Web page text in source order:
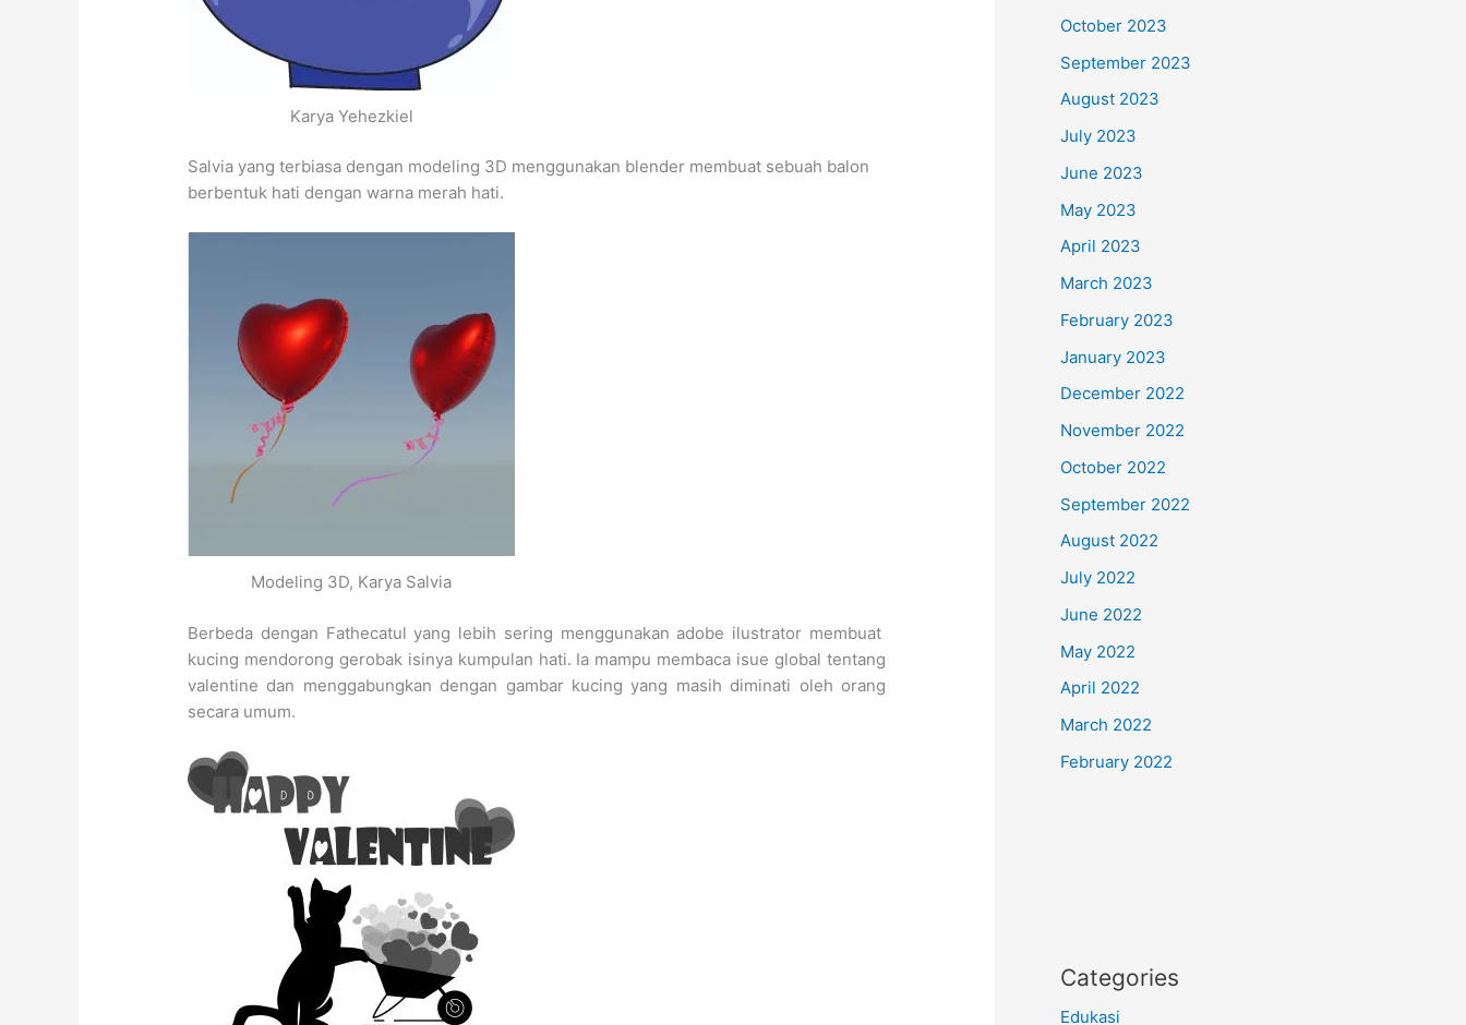
Karya Yehezkiel
Salvia yang terbiasa dengan modeling 3D menggunakan blender membuat sebuah balon
berbentuk hati dengan warna merah hati.
Modeling 3D, Karya Salvia
Berbeda dengan Fathecatul yang lebih sering menggunakan adobe ilustrator membuat
kucing mendorong gerobak isinya kumpulan hati. Ia mampu membaca isue global tentang
valentine dan menggabungkan dengan gambar kucing yang masih diminati oleh orang
secara umum.
October 2023
September 2023
August 2023
July 2023
June 2023
May 2023
April 2023
March 2023
February 2023
January 2023
December 2022
November 2022
October 2022
September 2022
August 2022
July 2022
June 2022
May 2022
April 2022
March 2022
February 2022
Categories
Edukasi